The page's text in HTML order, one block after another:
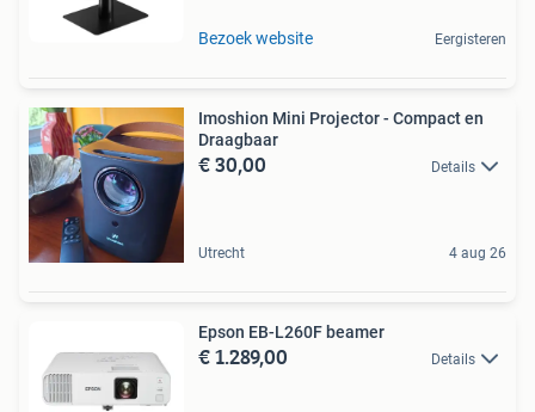
Bezoek website Eergisteren
Imoshion Mini Projector - Compact en
Draagbaar
€ 30,00 Details
Utrecht 4 aug 26
Epson EB-L260F beamer
€ 1.289,00 Details